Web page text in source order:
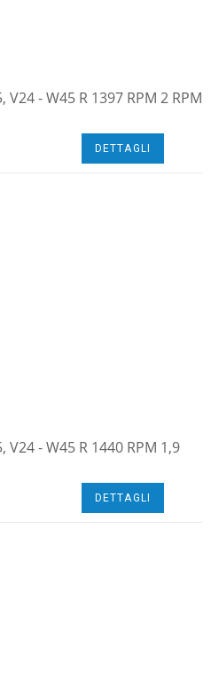
- W45 R 1397 RPM 2 RPM
DETTAGLI
- W45 R 1440 RPM 1,9
DETTAGLI